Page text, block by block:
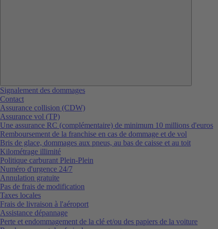
Signalement des dommages
Contact
Assurance collision (CDW)
Assurance vol (TP)
Une assurance RC (complémentaire) de minimum 10 millions d'euros
Remboursement de la franchise en cas de dommage et de vol
Bris de glace, dommages aux pneus, au bas de caisse et au toit
Kilométrage illimité
Politique carburant Plein-Plein
Numéro d'urgence 24/7
Annulation gratuite
Pas de frais de modification
Taxes locales
Frais de livraison à l'aéroport
Assistance dépannage
Perte et endommagement de la clé et/ou des papiers de la voiture